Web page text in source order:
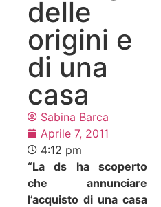
delle
origini e
di una
casa
Sabina Barca
Aprile 7, 2011
4:12 pm
“La ds ha scoperto
che annunciare
l’acquisto di una casa